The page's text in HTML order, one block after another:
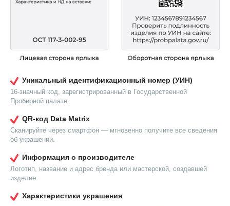
Уникальный идентификационный номер (УИН)
16-значный код, зарегистрированный в Государственной
Пробирной палате.
QR-код Data Matrix
Сканируйте через смартфон — мгновенно получите все сведения
об украшении.
Информация о производителе
Логотип, название и адрес бренда или мастерской, создавшей
изделие.
Характеристики украшения